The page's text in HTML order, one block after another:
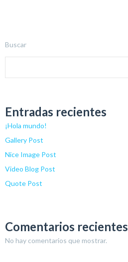
Buscar
Entradas recientes
¡Hola mundo!
Gallery Post
Nice Image Post
Video Blog Post
Quote Post
Comentarios recientes
No hay comentarios que mostrar.